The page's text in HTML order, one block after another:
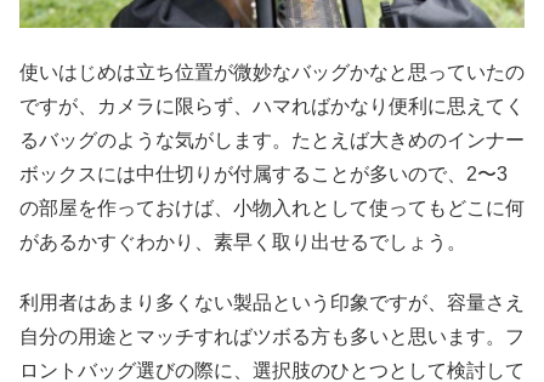
使いはじめは立ち位置が微妙なバッグかなと思っていたの
ですが、カメラに限らず、ハマればかなり便利に思えてく
るバッグのような気がします。たとえば大きめのインナー
ボックスには中仕切りが付属することが多いので、2〜3
の部屋を作っておけば、小物入れとして使ってもどこに何
があるかすぐわかり、素早く取り出せるでしょう。
利用者はあまり多くない製品という印象ですが、容量さえ
自分の用途とマッチすればツボる方も多いと思います。フ
ロントバッグ選びの際に、選択肢のひとつとして検討して